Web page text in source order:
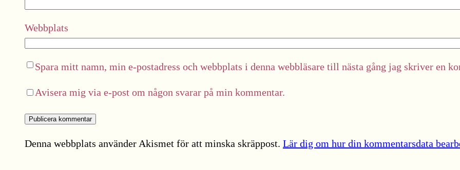
Webbplats
Spara mitt namn, min e-postadress och webbplats i denna webbläsare till nästa gång jag skriver en
Avisera mig via e-post om någon svarar på min kommentar.
Denna webbplats använder Akismet för att minska skräppost. Lär dig om hur din kommentarsdata